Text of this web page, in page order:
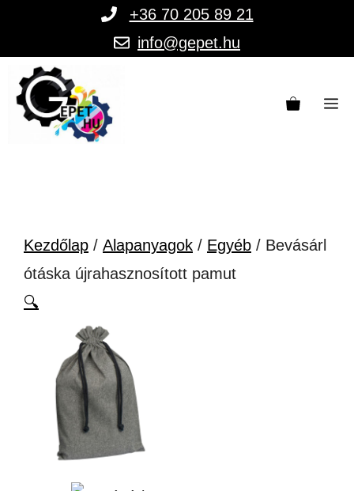
tartalomba
+36 70 205 89 21
info@gepet.hu
Kezdőlap / Alapanyagok / Egyéb / Bevásárl
ótáska újrahasznosított pamut
🔍